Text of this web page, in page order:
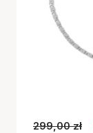
299,00 zł